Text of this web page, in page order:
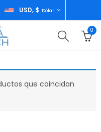
USD, $ Dólar
0
que coincidan